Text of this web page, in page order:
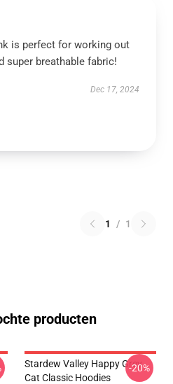
is perfect for working out
super breathable fabric!
Dec 17, 2024
1 / 1
producten
Stardew Valley Happy Grey
Cat Classic Hoodies
-20%